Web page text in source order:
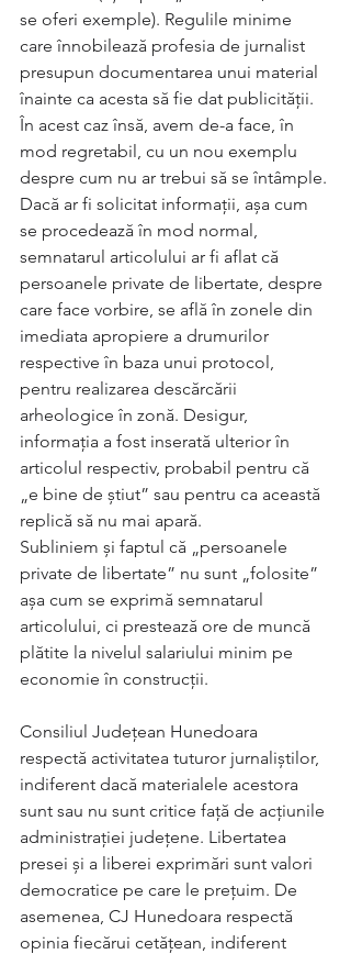
se oferi exemple). Regulile minime
care înnobilează profesia de jurnalist
presupun documentarea unui material
înainte ca acesta să fie dat publicității.
În acest caz însă, avem de-a face, în
mod regretabil, cu un nou exemplu
despre cum nu ar trebui să se întâmple.
Dacă ar fi solicitat informații, așa cum
se procedează în mod normal,
semnatarul articolului ar fi aflat că
persoanele private de libertate, despre
care face vorbire, se află în zonele din
imediata apropiere a drumurilor
respective în baza unui protocol,
pentru realizarea descărcării
arheologice în zonă. Desigur,
informația a fost inserată ulterior în
articolul respectiv, probabil pentru că
„e bine de știut” sau pentru ca această
replică să nu mai apară.
Subliniem și faptul că „persoanele
private de libertate” nu sunt „folosite”
așa cum se exprimă semnatarul
articolului, ci prestează ore de muncă
plătite la nivelul salariului minim pe
economie în construcții.
Consiliul Județean Hunedoara
respectă activitatea tuturor jurnaliștilor,
indiferent dacă materialele acestora
sunt sau nu sunt critice față de acțiunile
administrației județene. Libertatea
presei și a liberei exprimări sunt valori
democratice pe care le prețuim. De
asemenea, CJ Hunedoara respectă
opinia fiecărui cetățean, indiferent